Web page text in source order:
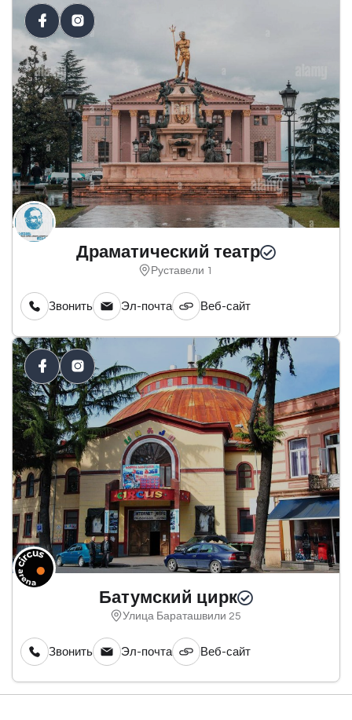
Драматический театр
Руставели 1
Звонить Эл-почта Веб-сайт
Батумский цирк
Улица Бараташвили 25
Звонить Эл-почта Веб-сайт